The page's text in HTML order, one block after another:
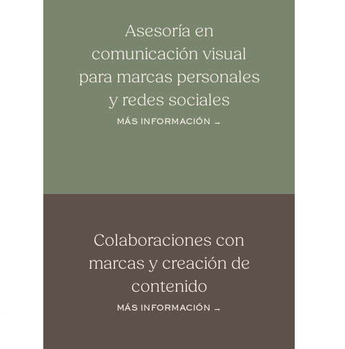
Asesoría en
comunicación visual
para marcas personales
y redes sociales
MÁS INFORMACIÓN →
Colaboraciones con
marcas y creación de
contenido
MÁS INFORMACIÓN →